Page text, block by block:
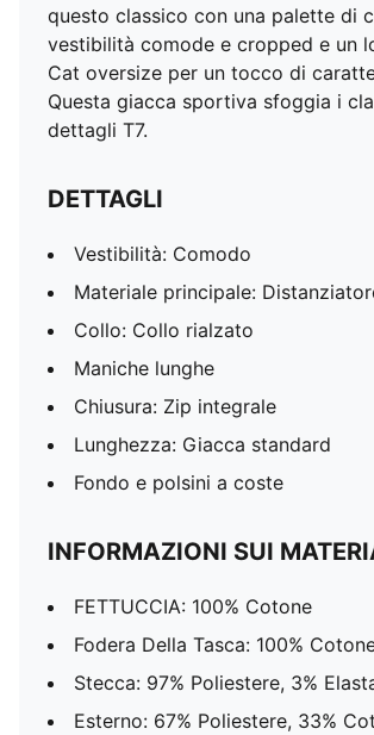
questo classico con una palette di
vestibilità comode e cropped e un
Cat oversize per un tocco di
Questa giacca sportiva sfoggia i
dettagli T7.
DETTAGLI
Vestibilità: Comodo
Materiale principale:
Collo: Collo rialzato
Maniche lunghe
Chiusura: Zip integrale
Lunghezza: Giacca standard
Fondo e polsini a coste
INFORMAZIONI SUI
FETTUCCIA: 100% Cotone
Fodera Della Tasca: 100%
Stecca: 97% Poliestere, 3%
Esterno: 67% Poliestere, 33%